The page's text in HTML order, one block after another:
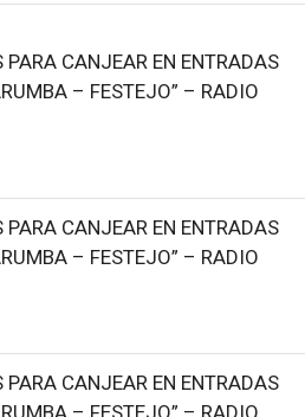
CANJEAR EN ENTRADAS
– FESTEJO” – RADIO
CANJEAR EN ENTRADAS
– FESTEJO” – RADIO
CANJEAR EN ENTRADAS
– FESTEJO” – RADIO